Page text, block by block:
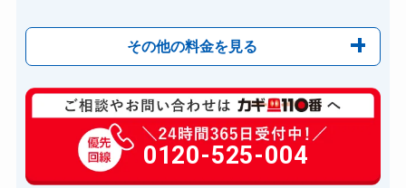
その他の料金を見る
玄関カギ修理 6,600円～(税込)
玄関カギ作成 14,300円～(税込)
玄関カギ交換 14,300円～(税込)
0120-525-004